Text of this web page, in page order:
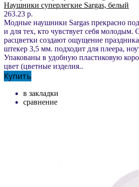
Наушники суперлегкие Sargas, белый
263.23 р.
Модные наушники Sargas прекрасно
и для тех, кто чувствует себя молодым.
расцветки создают ощущение
штекер 3,5 мм. подходит для плеера,
Упакованы в удобную пластиковую
цвет (цветные изделия..
Купить
в закладки
сравнение